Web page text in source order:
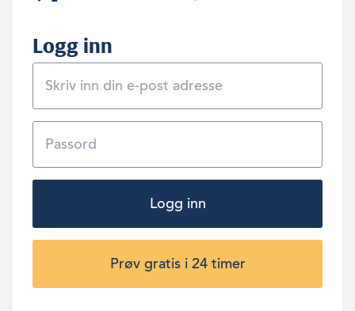
Logg inn
Logg inn
Prøv gratis i 24 timer